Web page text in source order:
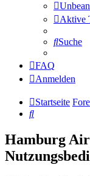
Aktive
Suche
FAQ
Anmelden
Startseite
Suche
Hamburg